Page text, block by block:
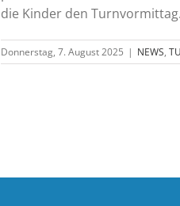
die Kinder den Turnvormittag.
Donnerstag, 7. August 2025 | NEWS,